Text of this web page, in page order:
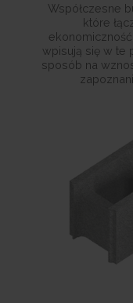
Współczesne
które
wpisują się w te
sposób na